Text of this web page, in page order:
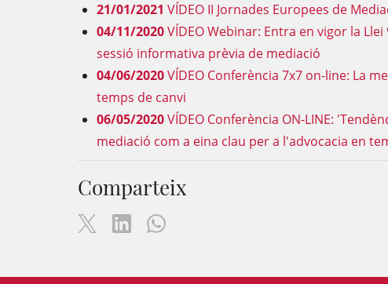
21/01/2021 VÍDEO II Jornades Europees de
04/11/2020VÍDEO Webinar: Entra en vigor la
sessió informativa prèvia de mediació
04/06/2020VÍDEO Conferència 7x7 on-line: La
temps de canvi
06/05/2020VÍDEO Conferència ON-LINE:
mediació com a eina clau per a l'advocacia en
Comparteix